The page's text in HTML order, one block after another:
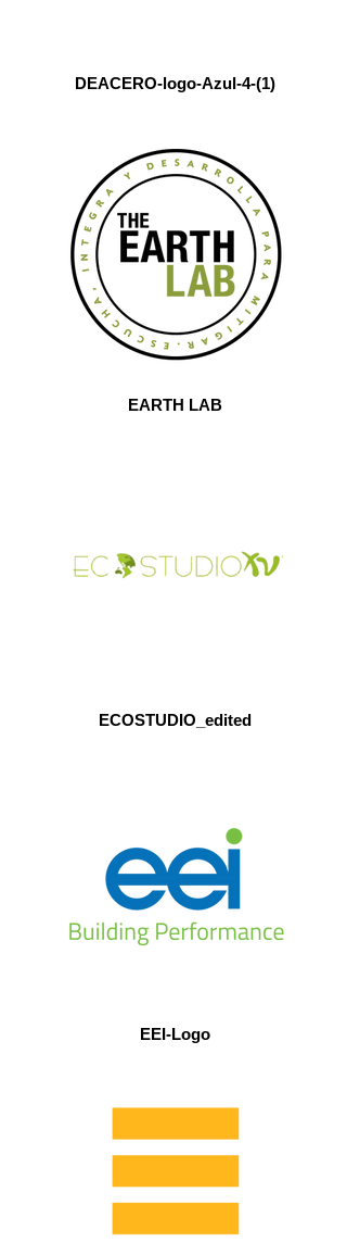
DEACERO-logo-Azul-4-(1)
EARTH LAB
ECOSTUDIO_edited
EEI-Logo